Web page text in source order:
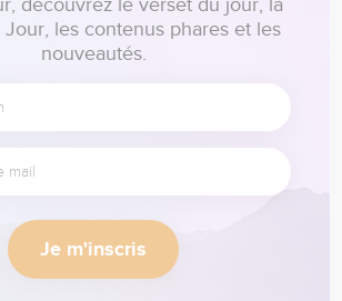
découvrez le verset du jour, la
Jour, les contenus phares et les
nouveautés.
Je m'inscris